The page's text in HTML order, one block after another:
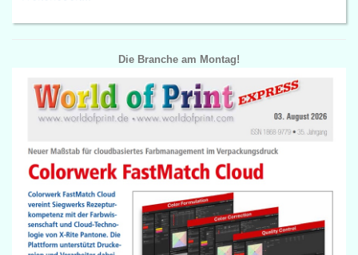
Die Branche am Montag!